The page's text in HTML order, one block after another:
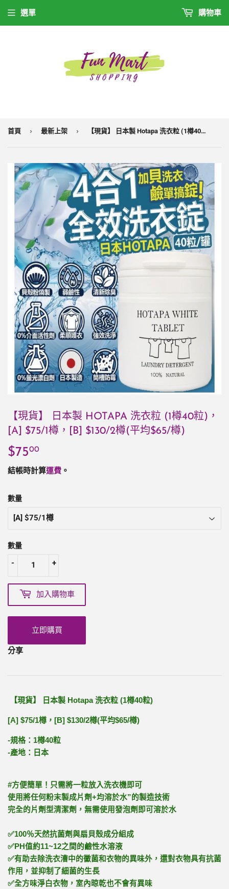
選單 購物車
首頁 › 最新上架 › 【現貨】 日本製 Hotapa 洗衣粒 (1樽40粒)，[A] $75/1樽，[B] $130/2樽(平均$65/樽)
【現貨】 日本製 HOTAPA 洗衣粒 (1樽40粒)，
[A] $75/1樽，[B] $130/2樽(平均$65/樽)
$7500
結帳時計算運費 。
數量
數量
+
-
加入購物車
立即購買
分享
【現貨】 日本製 Hotapa洗衣粒 (1樽40粒)
[A] $75/1樽， [B] $130/2樽(平均$65/樽)
-規格： 1樽40粒
-產地：日本
#方便簡單！只需將一粒放入洗衣機即可
使用將任何粉末製成片劑+均溶於水”的製造技術
完全的片劑型清潔劑，無需使用發泡劑即可溶於水
✅100％天然抗菌劑與扇貝殼成分組成
✅PH值約11~12之間的鹼性水溶液
✅有助去除洗衣漕中的黴菌和衣物的異味外，還對衣物具有抗菌
作用，並抑制了細菌的生長
✅全方味淨白衣物，室內晾乾也不會有異味